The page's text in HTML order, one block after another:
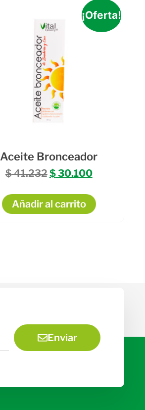
¡Oferta!
Aceite Bronceador
$41.232$30.100
Añadir al carrito
Enviar